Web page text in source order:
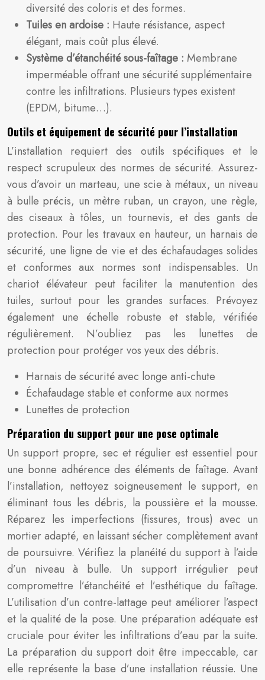
diversité des coloris et des formes.
Tuiles en ardoise : Haute résistance, aspect
élégant, mais coût plus élevé.
Système d’étanchéité sous-faîtage : Membrane
imperméable offrant une sécurité supplémentaire
contre les infiltrations. Plusieurs types existent
(EPDM, bitume…).
Outils et équipement de sécurité pour l’installation
L’installation requiert des outils spécifiques et le
respect scrupuleux des normes de sécurité. Assurez-
vous d’avoir un marteau, une scie à métaux, un niveau
à bulle précis, un mètre ruban, un crayon, une règle,
des ciseaux à tôles, un tournevis, et des gants de
protection. Pour les travaux en hauteur, un harnais de
sécurité, une ligne de vie et des échafaudages solides
et conformes aux normes sont indispensables. Un
chariot élévateur peut faciliter la manutention des
tuiles, surtout pour les grandes surfaces. Prévoyez
également une échelle robuste et stable, vérifiée
régulièrement. N’oubliez pas les lunettes de
protection pour protéger vos yeux des débris.
Harnais de sécurité avec longe anti-chute
Échafaudage stable et conforme aux normes
Lunettes de protection
Préparation du support pour une pose optimale
Un support propre, sec et régulier est essentiel pour
une bonne adhérence des éléments de faîtage. Avant
l’installation, nettoyez soigneusement le support, en
éliminant tous les débris, la poussière et la mousse.
Réparez les imperfections (fissures, trous) avec un
mortier adapté, en laissant sécher complètement avant
de poursuivre. Vérifiez la planéité du support à l’aide
d’un niveau à bulle. Un support irrégulier peut
compromettre l’étanchéité et l’esthétique du faîtage.
L’utilisation d’un contre-lattage peut améliorer l’aspect
et la qualité de la pose. Une préparation adéquate est
cruciale pour éviter les infiltrations d’eau par la suite.
La préparation du support doit être impeccable, car
elle représente la base d’une installation réussie. Une